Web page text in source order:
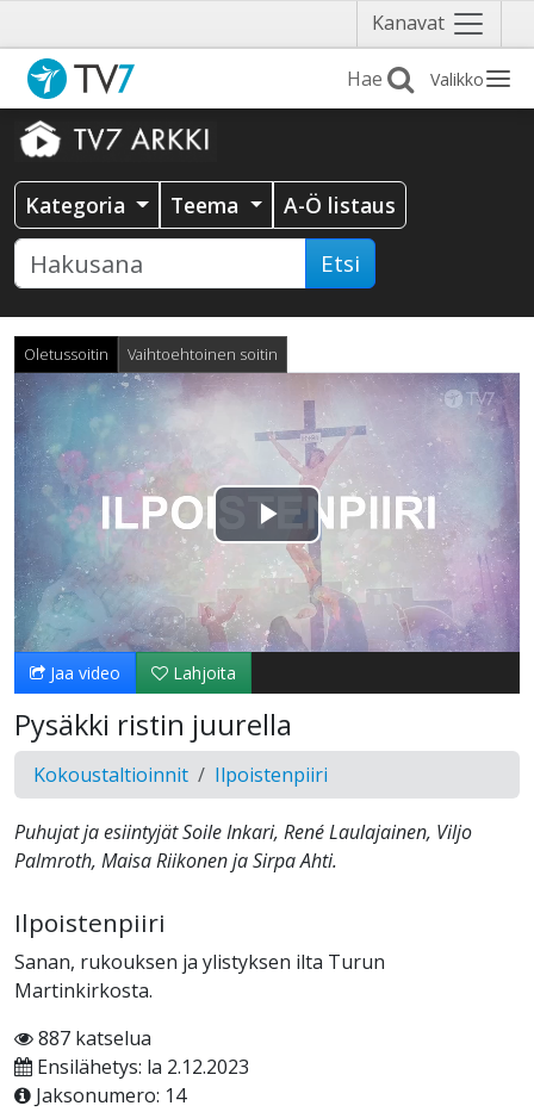
Kanavat Näytä
valikko
Valikko
Kategoria Teema A-Ö listaus
Etsi
Oletussoitin Vaihtoehtoinen soitin
Toista
Video
Jaa video Lahjoita
Pysäkki ristin juurella
Kokoustaltioinnit Ilpoistenpiiri
Puhujat ja esiintyjät Soile Inkari, René Laulajainen, Viljo
Palmroth, Maisa Riikonen ja Sirpa Ahti.
Ilpoistenpiiri
Sanan, rukouksen ja ylistyksen ilta Turun
Martinkirkosta.
887 katselua
Ensilähetys: la 2.12.2023
Jaksonumero: 14